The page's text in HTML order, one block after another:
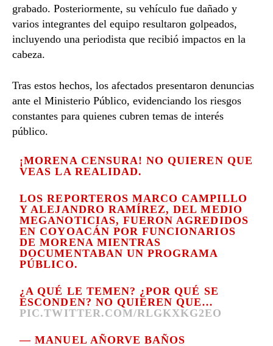
grabado. Posteriormente, su vehículo fue dañado y
varios integrantes del equipo resultaron golpeados,
incluyendo una periodista que recibió impactos en la
cabeza.
Tras estos hechos, los afectados presentaron denuncias
ante el Ministerio Público, evidenciando los riesgos
constantes para quienes cubren temas de interés
público.
¡MORENA CENSURA! NO QUIEREN QUE
VEAS LA REALIDAD.
LOS REPORTEROS MARCO CAMPILLO
Y ALEJANDRO RAMÍREZ, DEL MEDIO
MEGANOTICIAS, FUERON AGREDIDOS
EN COYOACÁN POR FUNCIONARIOS
DE MORENA MIENTRAS
DOCUMENTABAN UN PROGRAMA
PÚBLICO.
¿A QUÉ LE TEMEN? ¿POR QUÉ SE
ESCONDEN? NO QUIEREN QUE…
PIC.TWITTER.COM/RLGKXKG2EO
— MANUEL AÑORVE BAÑOS